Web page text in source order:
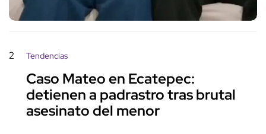
2 Tendencias
Caso Mateo en Ecatepec:
detienen a padrastro tras brutal
asesinato del menor